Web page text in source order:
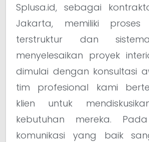
Splusa.id, sebagai
Jakarta, memiliki
terstruktur dan
menyelesaikan proyek
dimulai dengan konsultasi
tim profesional kami
klien untuk
kebutuhan mereka.
komunikasi yang baik